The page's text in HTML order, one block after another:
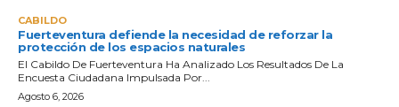
CABILDO
Fuerteventura defiende la necesidad de reforzar la
protección de los espacios naturales
El Cabildo De Fuerteventura Ha Analizado Los Resultados De La
Encuesta Ciudadana Impulsada Por...
Agosto 6, 2026